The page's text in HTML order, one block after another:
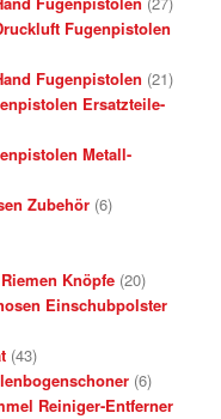
Fugenpistolen
Fugenpistolen (21)
Ersatzteile-
Metall-
Zubehör (6)
Knöpfe (20)
Einschubpolster
(43)
(6)
Reiniger-Entferner